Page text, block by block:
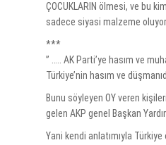
ÇOCUKLARIN ölmesi, ve bu
sadece siyasi malzeme
***
” ….. AK Parti’ye hasım ve
Türkiye’nin hasım ve
Bunu söyleyen OY veren
gelen AKP genel Başkan
Yani kendi anlatımıyla